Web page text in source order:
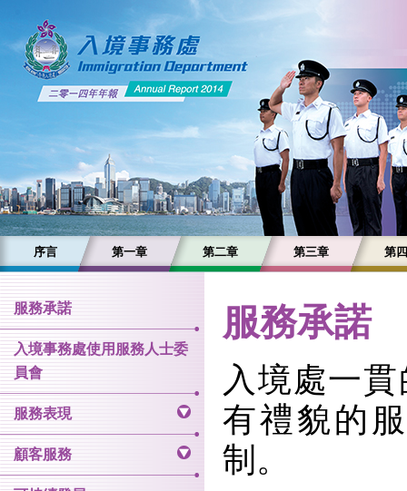
序言 第一章 第二章 第三章 第
服務承諾
入境事務處使用服務人士委
員會
服務表現
顧客服務
服務承諾
入境處一
有禮貌的
制。